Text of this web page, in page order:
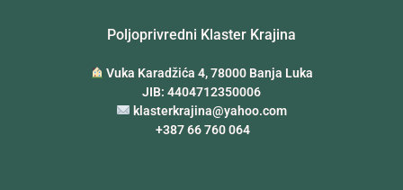
Poljoprivredni Klaster Krajina
Vuka Karadžića 4, 78000 Banja Luka
JIB: 4404712350006
klasterkrajina@yahoo.com
+387 66 760 064